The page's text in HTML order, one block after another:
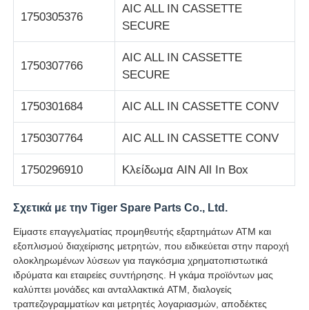
Μηχάνημα ΑΤΜ
Ανακυκλωτής νομισμάτων
1750305376
AIC ALL IN CASSETTE
SECURE
1750307766
AIC ALL IN CASSETTE
SECURE
1750301684 AIC ALL IN CASSETTE CONV
1750307764 AIC ALL IN CASSETTE CONV
1750296910 Κλείδωμα AIN All In Box
Σχετικά με την Tiger Spare Parts Co., Ltd.
Είμαστε επαγγελματίας προμηθευτής εξαρτημάτων ATM και
εξοπλισμού διαχείρισης μετρητών, που ειδικεύεται στην παροχή
ολοκληρωμένων λύσεων για παγκόσμια χρηματοπιστωτικά
ιδρύματα και εταιρείες συντήρησης. Η γκάμα προϊόντων μας
καλύπτει μονάδες και ανταλλακτικά ATM, διαλογείς
τραπεζογραμματίων και μετρητές λογαριασμών, αποδέκτες